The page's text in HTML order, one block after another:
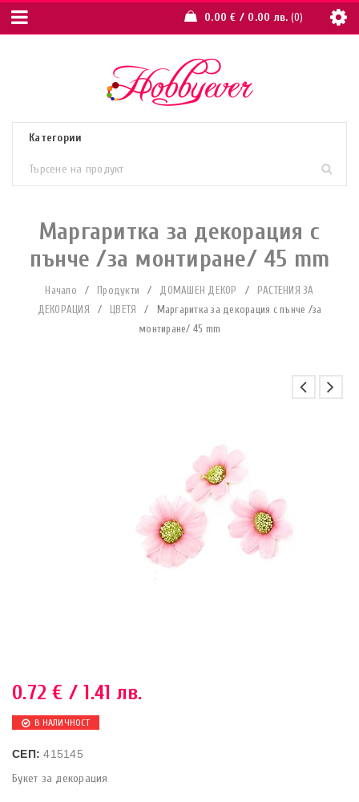
0.00€ / 0.00 лв. 0
Маргаритка за декорация с
пънче /за монтиране/ 45 mm
Начало / Продукти / ДОМАШЕН ДЕКОР /
РАСТЕНИЯ ЗА
ДЕКОРАЦИЯ
/ ЦВЕТЯ /
Маргаритка за декорация с пънче /за
монтиране/ 45 mm
0.72€ / 1.41 лв.
В НАЛИЧНОСТ
СЕП:415145
Букет за декорация